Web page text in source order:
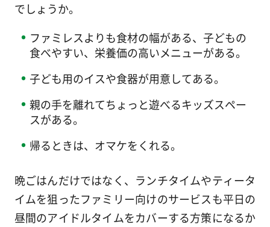
でしょうか。
ファミレスよりも食材の幅がある、子どもの
食べやすい、栄養価の高いメニューがある。
子ども用のイスや食器が用意してある。
親の手を離れてちょっと遊べるキッズスペー
スがある。
帰るときは、オマケをくれる。
晩ごはんだけではなく、ランチタイムやティータ
イムを狙ったファミリー向けのサービスも平日の
昼間のアイドルタイムをカバーする方策になるか